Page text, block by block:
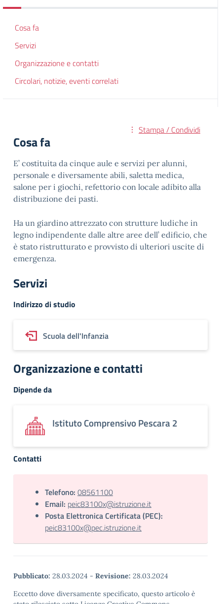
Cosa fa
Servizi
Organizzazione e contatti
Circolari, notizie, eventi correlati
Stampa / Condividi
Cosa fa
E’ costituita da cinque aule e servizi per alunni,
personale e diversamente abili, saletta medica,
salone per i giochi, refettorio con locale adibito alla
distribuzione dei pasti.
Ha un giardino attrezzato con strutture ludiche in
legno indipendente dalle altre aree dell’ edificio, che
è stato ristrutturato e provvisto di ulteriori uscite di
emergenza.
Servizi
Indirizzo di studio
Scuola dell'Infanzia
Organizzazione e contatti
Dipende da
Istituto Comprensivo Pescara 2
Contatti
Telefono: 08561100
Email: peic83100x@istruzione.it
Posta Elettronica Certificata (PEC):
peic83100x@pec.istruzione.it
Pubblicato: 28.03.2024 - Revisione: 28.03.2024
Eccetto dove diversamente specificato, questo articolo è